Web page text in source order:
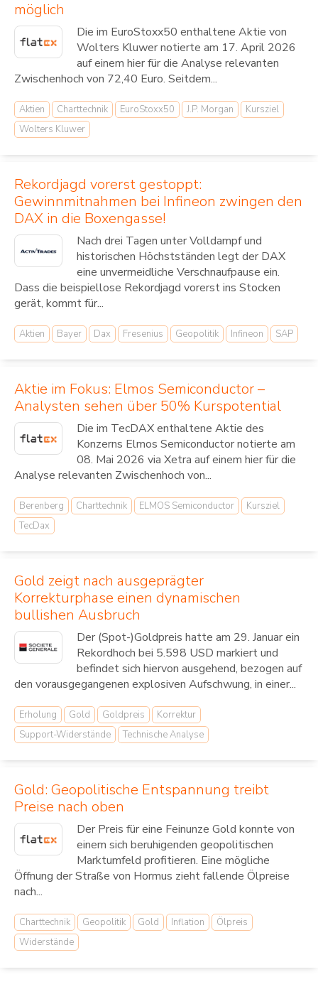
möglich
Die im EuroStoxx50 enthaltene Aktie von
Wolters Kluwer notierte am 17. April 2026
auf einem hier für die Analyse relevanten
Zwischenhoch von 72,40 Euro. Seitdem...
Aktien Charttechnik EuroStoxx50 J.P. Morgan
Kursziel
Wolters Kluwer
Rekordjagd vorerst gestoppt:
Gewinnmitnahmen bei Infineon zwingen den
DAX in die Boxengasse!
Nach drei Tagen unter Volldampf und
historischen Höchstständen legt der DAX
eine unvermeidliche Verschnaufpause ein.
Dass die beispiellose Rekordjagd vorerst ins Stocken
gerät, kommt für...
Aktien Bayer Dax Fresenius Geopolitik Infineon SAP
Aktie im Fokus: Elmos Semiconductor –
Analysten sehen über 50% Kurspotential
Die im TecDAX enthaltene Aktie des
Konzerns Elmos Semiconductor notierte am
08. Mai 2026 via Xetra auf einem hier für die
Analyse relevanten Zwischenhoch von...
Berenberg Charttechnik ELMOS Semiconductor
Kursziel
TecDax
Gold zeigt nach ausgeprägter
Korrekturphase einen dynamischen
bullishen Ausbruch
Der (Spot-)Goldpreis hatte am 29. Januar ein
Rekordhoch bei 5.598 USD markiert und
befindet sich hiervon ausgehend, bezogen auf
den vorausgegangenen explosiven Aufschwung, in einer...
Erholung Gold Goldpreis
Korrektur
Support-Widerstände
Technische Analyse
Gold: Geopolitische Entspannung treibt
Preise nach oben
Der Preis für eine Feinunze Gold konnte von
einem sich beruhigenden geopolitischen
Marktumfeld profitieren. Eine mögliche
Öffnung der Straße von Hormus zieht fallende Ölpreise
nach...
Charttechnik Geopolitik Gold Inflation
Ölpreis
Widerstände